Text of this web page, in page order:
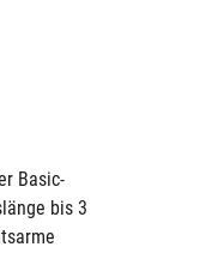
Basic-
bis 3